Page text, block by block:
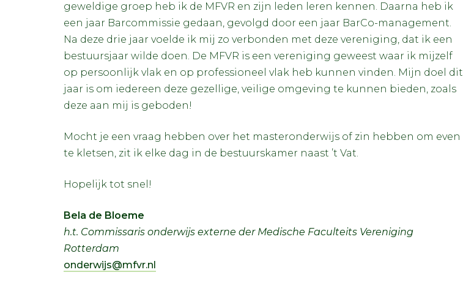
geweldige groep heb ik de MFVR en zijn leden leren kennen. Daarna heb ik
een jaar Barcommissie gedaan, gevolgd door een jaar BarCo-management.
Na deze drie jaar voelde ik mij zo verbonden met deze vereniging, dat ik een
bestuursjaar wilde doen. De MFVR is een vereniging geweest waar ik mijzelf
op persoonlijk vlak en op professioneel vlak heb kunnen vinden. Mijn doel dit
jaar is om iedereen deze gezellige, veilige omgeving te kunnen bieden, zoals
deze aan mij is geboden!
Mocht je een vraag hebben over het masteronderwijs of zin hebben om even
te kletsen, zit ik elke dag in de bestuurskamer naast ’t Vat.
Hopelijk tot snel!
Bela de Bloeme
h.t. Commissaris onderwijs externe der Medische Faculteits Vereniging
Rotterdam
onderwijs@mfvr.nl